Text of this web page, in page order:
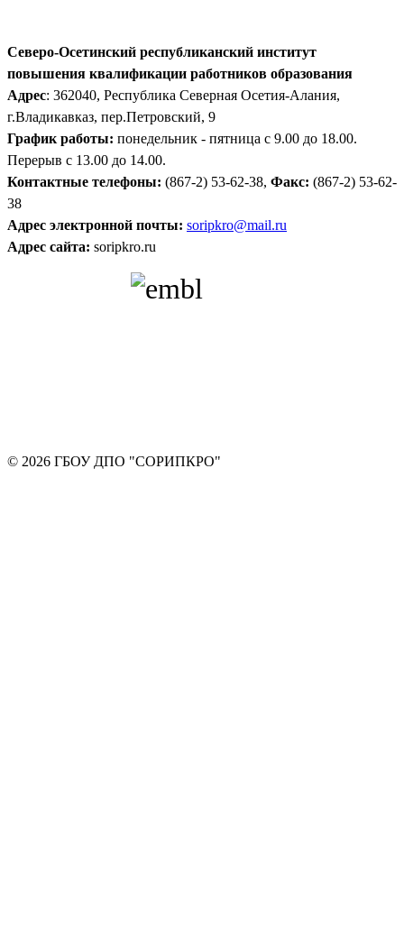
Северо-Осетинский республиканский институт
повышения квалификации работников образования
Адрес: 362040, Республика Северная Осетия-Алания,
г.Владикавказ, пер.Петровский, 9
График работы: понедельник - пятница с 9.00 до 18.00.
Перерыв с 13.00 до 14.00.
Контактные телефоны: (867-2) 53-62-38, Факс: (867-2) 53-62-
38
Адрес электронной почты: soripkro@mail.ru
Адрес сайта: soripkro.ru
© 2026 ГБОУ ДПО "СОРИПКРО"